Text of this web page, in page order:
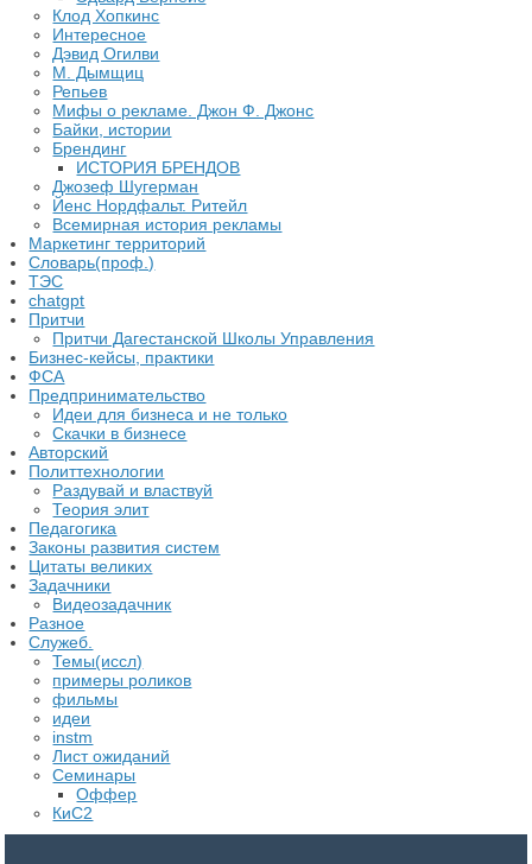
Клод Хопкинс
Интересное
Дэвид Огилви
М. Дымщиц
Репьев
Мифы о рекламе. Джон Ф. Джонс
Байки, истории
Брендинг
ИСТОРИЯ БРЕНДОВ
Джозеф Шугерман
​Йенс Нордфальт. Ритейл
Всемирная история рекламы
Маркетинг территорий
Словарь(проф.)
ТЭС
chatgpt
Притчи
Притчи Дагестанской Школы Управления
Бизнес-кейсы, практики
ФСА
Предпринимательство
Идеи для бизнеса и не только
Скачки в бизнесе
Авторский
Политтехнологии
Раздувай и властвуй
Теория элит
​Педагогика
Законы развития систем
Цитаты великих
Задачники
Видеозадачник
Разное
Служеб.
Темы(иссл)
примеры роликов
фильмы
идеи
instm
Лист ожиданий
Семинары
Оффер
КиС2